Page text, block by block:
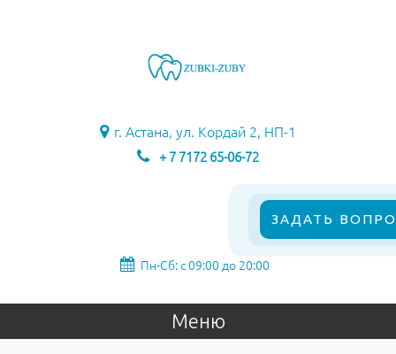
г. Астана, ул. Кордай 2, НП-1
+ 7 7172 65-06-72
ЗАДАТЬ
Пн-Сб: с 09:00 до 20:00
Меню